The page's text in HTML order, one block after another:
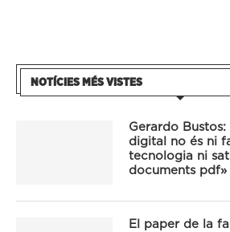
NOTÍCIES MÉS VISTES
Gerardo
digital no és ni
tecnologia ni
documents pdf»
El paper de la